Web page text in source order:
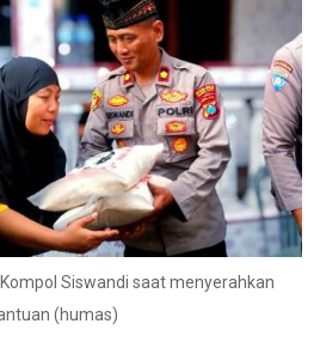
Siswandi saat menyerahkan
(humas)